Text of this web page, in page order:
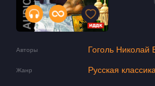
Авторы Гоголь Николай
Жанр Русская классика